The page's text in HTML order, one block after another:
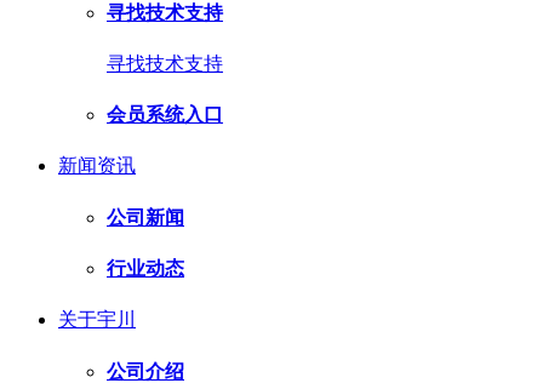
寻找技术支持
寻找技术支持
会员系统入口
新闻资讯
公司新闻
行业动态
关于宇川
公司介绍